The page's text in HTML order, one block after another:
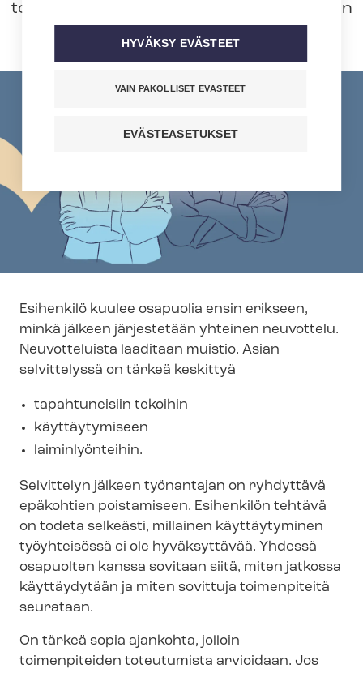
toiselta työntekijältä). Työnantajan on ensin
selvitettävä, mitä on tapahtunut.
Esihenkilö kuulee osapuolia ensin erikseen,
minkä jälkeen järjestetään yhteinen neuvottelu.
Neuvotteluista laaditaan muistio. Asian
selvittelyssä on tärkeä keskittyä
tapahtuneisiin tekoihin
käyttäytymiseen
laiminlyönteihin.
Selvittelyn jälkeen työnantajan on ryhdyttävä
epäkohtien poistamiseen. Esihenkilön tehtävä
on todeta selkeästi, millainen käyttäytyminen
työyhteisössä ei ole hyväksyttävää. Yhdessä
osapuolten kanssa sovitaan siitä, miten jatkossa
käyttäydytään ja miten sovittuja toimenpiteitä
seurataan.
On tärkeä sopia ajankohta, jolloin
toimenpiteiden toteutumista arvioidaan. Jos
HYVÄKSY EVÄSTEET
VAIN PAKOLLISET EVÄSTEET
EVÄSTEASETUKSET